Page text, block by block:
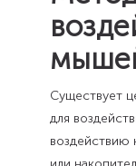
Существует
для
воздействию